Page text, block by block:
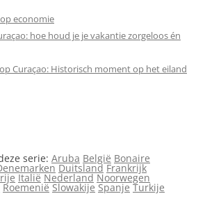
economie
hoe houd je je vakantie zorgeloos én
Curaçao: Historisch moment op het eiland
serie: Aruba België Bonaire
Duitsland Frankrijk
Italië Nederland Noorwegen
Roemenië Slowakije Spanje Turkije